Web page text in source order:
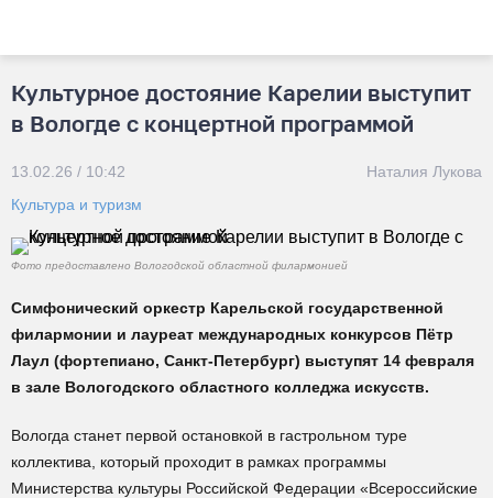
Культурное достояние Карелии выступит
в Вологде с концертной программой
13.02.26 / 10:42
Наталия Лукова
Культура и туризм
Фото предоставлено Вологодской областной филармонией
Симфонический оркестр Карельской государственной
филармонии и лауреат международных конкурсов Пётр
Лаул (фортепиано, Санкт-Петербург) выступят 14 февраля
в зале Вологодского областного колледжа искусств.
Вологда станет первой остановкой в гастрольном туре
коллектива, который проходит в рамках программы
Министерства культуры Российской Федерации «Всероссийские